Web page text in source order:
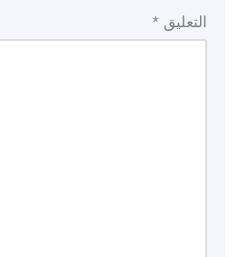
التعليق *